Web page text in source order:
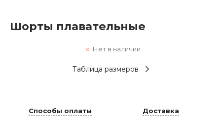
Шорты плавательные
Нет в наличии
Таблица размеров
Способы оплаты Доставка